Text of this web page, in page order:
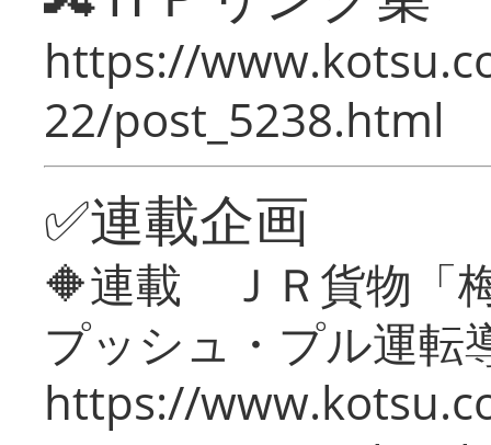
https://
22/post_5238.html
✅連載企画
🔶連載 ＪＲ貨物「
プッシュ・プル運転
https://